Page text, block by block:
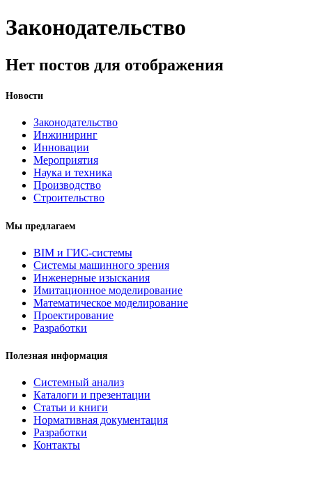
Законодательство
Нет постов для отображения
Новости
Законодательство
Инжиниринг
Инновации
Мероприятия
Наука и техника
Производство
Строительство
Мы предлагаем
BIM и ГИС-системы
Системы машинного зрения
Инженерные изыскания
Имитационное моделирование
Математическое моделирование
Проектирование
Разработки
Полезная информация
Системный анализ
Каталоги и презентации
Статьи и книги
Нормативная документация
Разработки
Контакты